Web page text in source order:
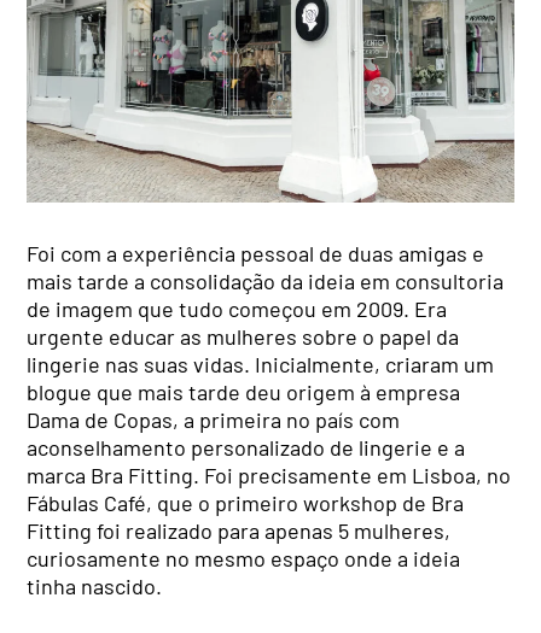
Foi com a experiência pessoal de duas amigas e
mais tarde a consolidação da ideia em consultoria
de imagem que tudo começou em 2009. Era
urgente educar as mulheres sobre o papel da
lingerie nas suas vidas. Inicialmente, criaram um
blogue que mais tarde deu origem à empresa
Dama de Copas, a primeira no país com
aconselhamento personalizado de lingerie e a
marca Bra Fitting. Foi precisamente em Lisboa, no
Fábulas Café, que o primeiro workshop de Bra
Fitting foi realizado para apenas 5 mulheres,
curiosamente no mesmo espaço onde a ideia
tinha nascido.